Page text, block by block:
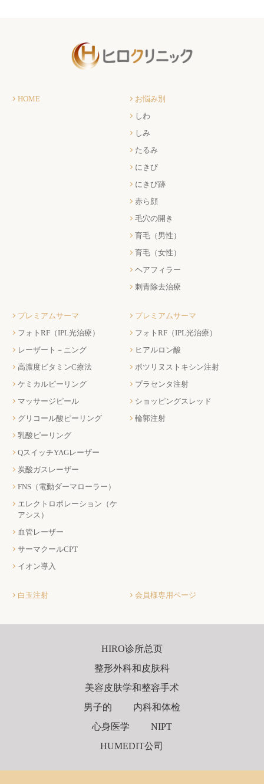
HOME
お悩み別
しわ
しみ
たるみ
にきび
にきび跡
赤ら顔
毛穴の開き
育毛（男性）
育毛（女性）
ヘアフィラー
刺青除去治療
プレミアムサーマ
フォトRF（IPL光治療）
レーザート－ニング
高濃度ビタミンC療法
ケミカルピーリング
マッサージピール
グリコール酸ピーリング
乳酸ピーリング
QスイッチYAGレーザー
炭酸ガスレーザー
FNS（電動ダーマローラー）
エレクトロポレーション（ケ
アシス）
血管レーザー
サーマクールCPT
イオン導入
プレミアムサーマ
フォトRF（IPL光治療）
ヒアルロン酸
ボツリヌストキシン注射
プラセンタ注射
ショッピングスレッド
輪郭注射
白玉注射 会員様専用ページ
HIRO诊所总页
整形外科和皮肤科
美容皮肤学和整容手术
男子的
内科和体检
心身医学
NIPT
HUMEDIT公司